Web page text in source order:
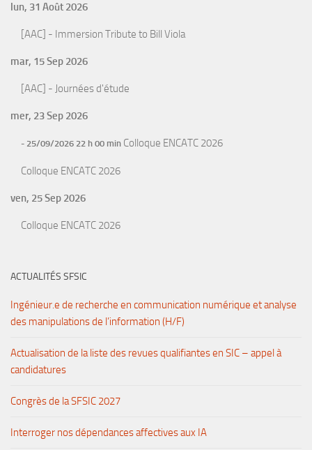
lun, 31 Août 2026
[AAC] - Immersion Tribute to Bill Viola
mar, 15 Sep 2026
[AAC] - Journées d'étude
mer, 23 Sep 2026
- 25/09/2026 22 h 00 min Colloque ENCATC 2026
Colloque ENCATC 2026
ven, 25 Sep 2026
Colloque ENCATC 2026
ACTUALITÉS SFSIC
Ingénieur.e de recherche en communication numérique et analyse
des manipulations de l’information (H/F)
Actualisation de la liste des revues qualifiantes en SIC – appel à
candidatures
Congrès de la SFSIC 2027
Interroger nos dépendances affectives aux IA